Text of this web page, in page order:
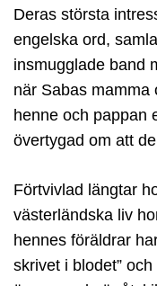
Deras största
engelska ord,
insmugglade band
när Sabas mamma
henne och pappan
övertygad om att
Förtvivlad längtar
västerländska liv
hennes föräldrar
skrivet i blodet”